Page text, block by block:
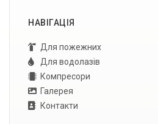
НАВІГАЦІЯ
Для пожежних
Для водолазів
Компресори
Галерея
Контакти